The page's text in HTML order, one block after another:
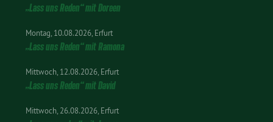
„Lass uns Reden“ mit Doreen
Montag 10.08.2026 Erfurt
„Lass uns Reden“ mit Ramona
Mittwoch 12.08.2026 Erfurt
„Lass uns Reden“ mit David
Mittwoch 26.08.2026 Erfurt